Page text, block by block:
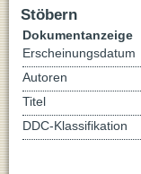
Stöbern
Dokumentanzeige
Erscheinungsdatum
Autoren
Titel
DDC-Klassifikation